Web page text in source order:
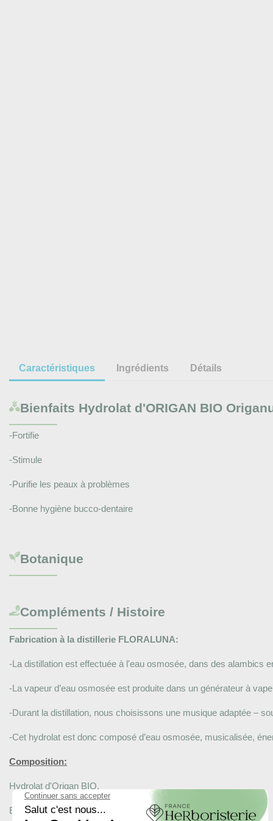
Caractéristiques Ingrédients Détails
Bienfaits Hydrolat d'ORIGAN BIO
-Fortifie
-Stimule
-Purifie les peaux à problèmes
-Bonne hygiène bucco-dentaire
Botanique
Compléments / Histoire
Fabrication à la distillerie FLORALUNA:
-La distillation est effectuée à l'eau osmosée, dans des alambics
-La vapeur d’eau osmosée est produite dans un générateur à
-Durant la distillation, nous choisissons une musique adaptée –
-Cet hydrolat est donc composé d’eau osmosée, musicalisée,
Composition:
Hydrolat d'Origan BIO.
Elaboré par Floraluna, distillerie certifiée AB par ECOCERT.